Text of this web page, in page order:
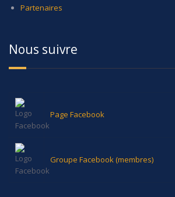
Partenaires
Nous suivre
Page Facebook
Groupe Facebook (membres)